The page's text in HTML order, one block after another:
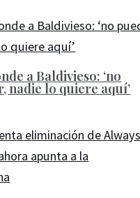
a Baldivieso: ‘no
nadie lo quiere aquí’